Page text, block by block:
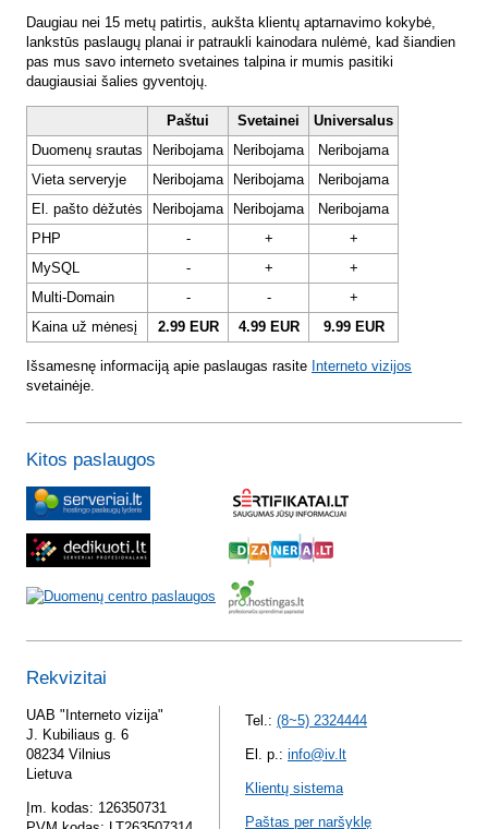
Daugiau nei 15 metų patirtis, aukšta klientų aptarnavimo kokybė,
lankstūs paslaugų planai ir patraukli kainodara nulėmė, kad šiandien
pas mus savo interneto svetaines talpina ir mumis pasitiki
daugiausiai šalies gyventojų.
Paštui Svetainei
Universalus
Duomenų srautas
Neribojama Neribojama
Neribojama
Vieta serveryje
Neribojama Neribojama
Neribojama
El. pašto dėžutės
Neribojama Neribojama
Neribojama
PHP
- +
+
MySQL
- +
+
Multi-Domain
- -
+
Kaina už mėnesį
2.99 EUR 4.99 EUR 9.99 EUR
Išsamesnę informaciją apie paslaugas rasite Interneto vizijos
svetainėje.
Kitos paslaugos
Rekvizitai
UAB "Interneto vizija"
J. Kubiliaus g. 6
08234 Vilnius
Lietuva
Įm. kodas: 126350731
Tel.: (8~5) 2324444
El. p.: info@iv.lt
Klientų sistema
Paštas per naršyklę